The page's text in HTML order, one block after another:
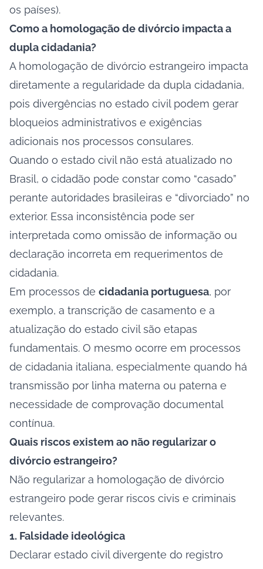
os países).
Como a homologação de divórcio impacta a
dupla cidadania?
A homologação de divórcio estrangeiro impacta
diretamente a regularidade da dupla cidadania,
pois divergências no estado civil podem gerar
bloqueios administrativos e exigências
adicionais nos processos consulares.
Quando o estado civil não está atualizado no
Brasil, o cidadão pode constar como “casado”
perante autoridades brasileiras e “divorciado” no
exterior. Essa inconsistência pode ser
interpretada como omissão de informação ou
declaração incorreta em requerimentos de
cidadania.
Em processos de cidadania portuguesa, por
exemplo, a transcrição de casamento e a
atualização do estado civil são etapas
fundamentais. O mesmo ocorre em processos
de cidadania italiana, especialmente quando há
transmissão por linha materna ou paterna e
necessidade de comprovação documental
contínua.
Quais riscos existem ao não regularizar o
divórcio estrangeiro?
Não regularizar a homologação de divórcio
estrangeiro pode gerar riscos civis e criminais
relevantes.
1. Falsidade ideológica
Declarar estado civil divergente do registro